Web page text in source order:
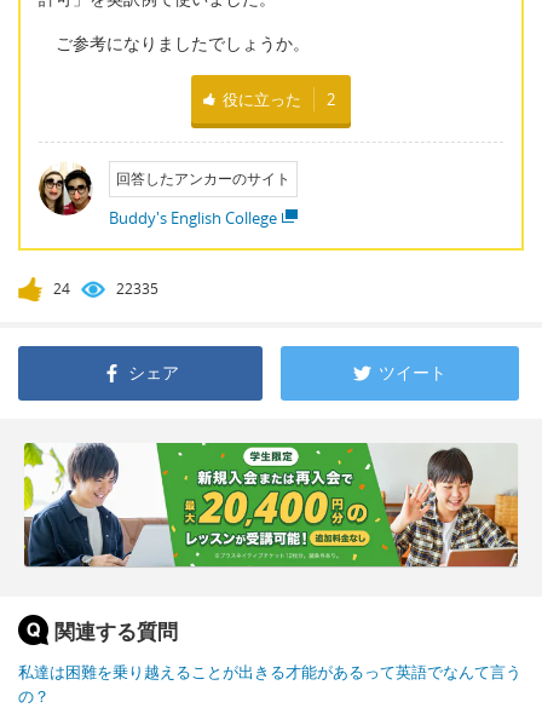
ご参考になりましたでしょうか。
役に立った 2
回答したアンカーのサイト
Buddy's English College
24 22335
シェア ツイート
関連する質問
私達は困難を乗り越えることが出きる才能があるって英語でなんて言う
の？